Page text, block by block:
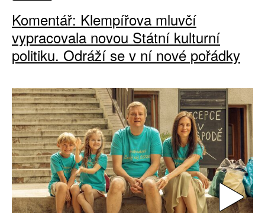
Komentář: Klempířova mluvčí
vypracovala novou Státní kulturní
politiku. Odráží se v ní nové pořádky